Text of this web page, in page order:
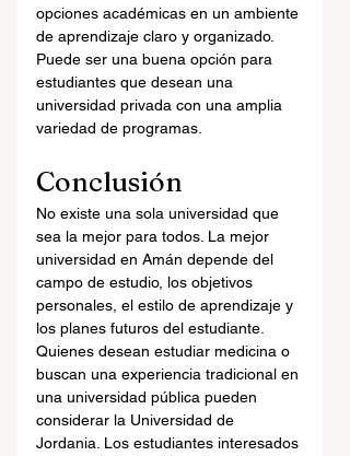
opciones académicas en un ambiente
de aprendizaje claro y organizado.
Puede ser una buena opción para
estudiantes que desean una
universidad privada con una amplia
variedad de programas.
Conclusión
No existe una sola universidad que
sea la mejor para todos. La mejor
universidad en Amán depende del
campo de estudio, los objetivos
personales, el estilo de aprendizaje y
los planes futuros del estudiante.
Quienes desean estudiar medicina o
buscan una experiencia tradicional en
una universidad pública pueden
considerar la Universidad de
Jordania. Los estudiantes interesados